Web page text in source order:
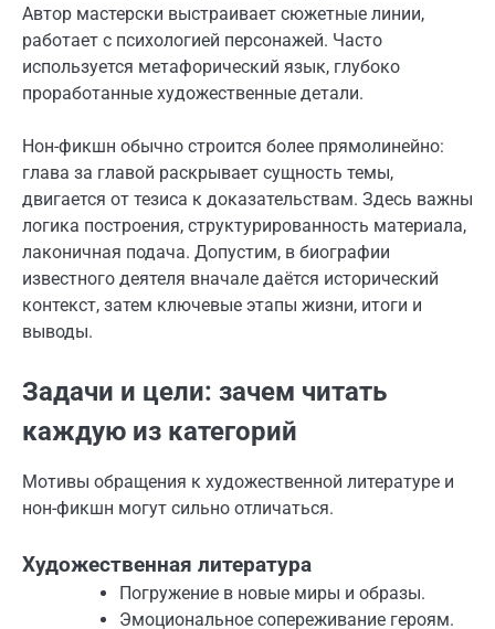
Автор мастерски выстраивает сюжетные линии,
работает с психологией персонажей. Часто
используется метафорический язык, глубоко
проработанные художественные детали.
Нон-фикшн обычно строится более прямолинейно:
глава за главой раскрывает сущность темы,
двигается от тезиса к доказательствам. Здесь важны
логика построения, структурированность материала,
лаконичная подача. Допустим, в биографии
известного деятеля вначале даётся исторический
контекст, затем ключевые этапы жизни, итоги и
выводы.
Задачи и цели: зачем читать
каждую из категорий
Мотивы обращения к художественной литературе и
нон-фикшн могут сильно отличаться.
Художественная литература
Погружение в новые миры и образы.
Эмоциональное сопереживание героям.